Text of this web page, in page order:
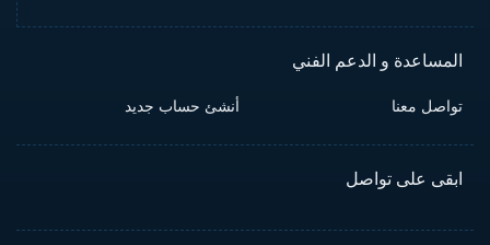
المساعدة و الدعم الفني
تواصل معنا أنشئ حساب جديد
ابقى على تواصل